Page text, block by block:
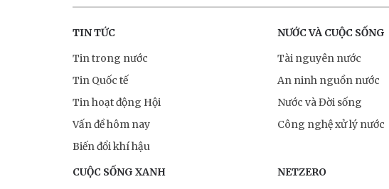
TIN TỨC
Tin trong nước
Tin Quốc tế
Tin hoạt động Hội
Vấn đề hôm nay
Biến đổi khí hậu
NƯỚC VÀ CUỘC SỐNG
Tài nguyên nước
An ninh nguồn nước
Nước và Đời sống
Công nghệ xử lý nước
CUỘC SỐNG XANH
NETZERO